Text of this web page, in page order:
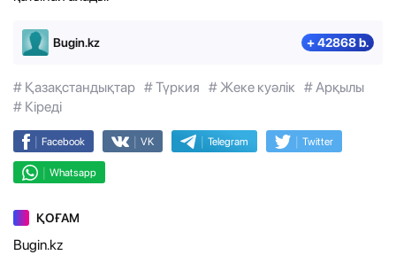
Bugin.kz + 42868 b.
# Қазақстандықтар # Түркия # Жеке куәлік # Арқылы
# Кіреді
| Facebook | VK | Telegram | Twitter
| Whatsapp
ҚОҒАМ
Bugin.kz